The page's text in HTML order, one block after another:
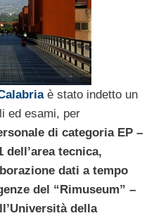
è stato indetto un
ed esami, per
di categoria EP –
dell’area tecnica,
dati a tempo
del “Rimuseum” –
della